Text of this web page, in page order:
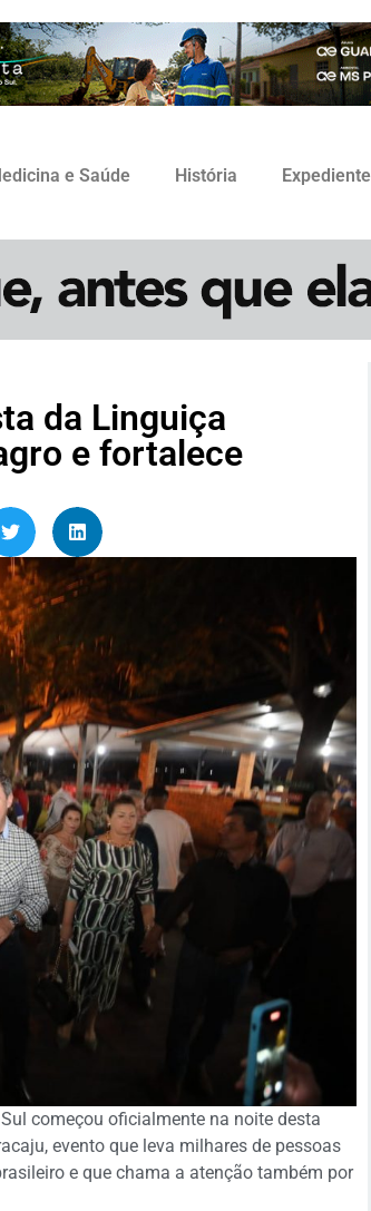
e Saúde História Expediente
da Linguiça
e fortalece
começou oficialmente na noite desta
evento que leva milhares de pessoas
e que chama a atenção também por